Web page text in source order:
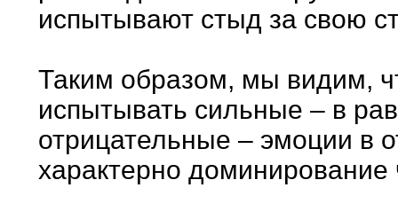
испытывают стыд за свою
Таким образом, мы видим,
испытывать сильные – в
отрицательные – эмоции в
характерно доминирование